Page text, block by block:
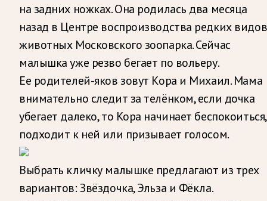
на задних ножках. Она родилась два месяца
назад в Центре воспроизводства редких видов
животных Московского зоопарка. Сейчас
малышка уже резво бегает по вольеру.
Ее родителей-яков зовут Кора и Михаил. Мама
внимательно следит за телёнком, если дочка
убегает далеко, то Кора начинает беспокоиться,
подходит к ней или призывает голосом.
Выбрать кличку малышке предлагают из трех
вариантов: Звёздочка, Эльза и Фёкла.